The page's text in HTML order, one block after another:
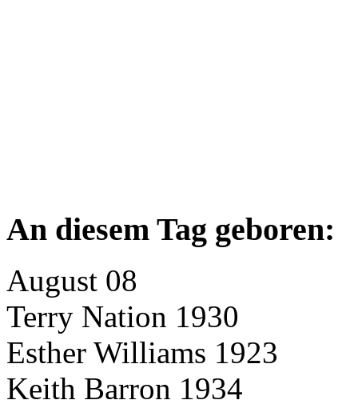
An diesem Tag geboren:
August 08
Terry Nation 1930
Esther Williams 1923
Keith Barron 1934